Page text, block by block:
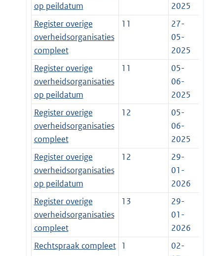
op peildatum
2025
Register overige
overheidsorganisaties
compleet
11
27-
05-
2025
Register overige
overheidsorganisaties
op peildatum
11
05-
06-
2025
Register overige
overheidsorganisaties
compleet
12
05-
06-
2025
Register overige
overheidsorganisaties
op peildatum
12
29-
01-
2026
Register overige
overheidsorganisaties
compleet
13
29-
01-
2026
Rechtspraak compleet
1
02-